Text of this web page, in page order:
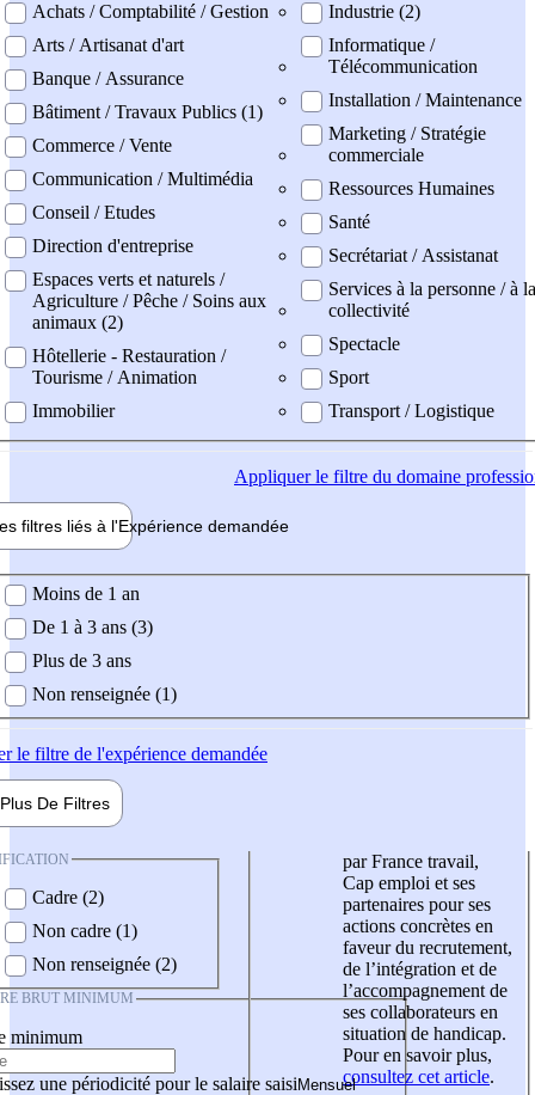
professionel
Achats / Comptabilité / Gestion
Arts / Artisanat d'art
Banque / Assurance
Bâtiment / Travaux Publics (1)
Commerce / Vente
Communication / Multimédia
Conseil / Etudes
Direction d'entreprise
Espaces verts et naturels /
Agriculture / Pêche / Soins aux
animaux (2)
Hôtellerie - Restauration /
Tourisme / Animation
Immobilier
Industrie (2)
Informatique /
Télécommunication
Installation / Maintenance
Marketing / Stratégie
commerciale
Ressources Humaines
Santé
Secrétariat / Assistanat
Services à la personne / à la
collectivité
Spectacle
Sport
Transport / Logistique
Appliquerle filtre du domaine
filtres liés à l'Expérience demandée
demandée
Moins de 1 an
De 1 à 3 ans (3)
Plus de 3 ans
Non renseignée (1)
le filtre de l'expérience demandée
Plus De Filtres
Cadre (2)
Non cadre (1)
Non renseignée (2)
BRUT MINIMUM
minimum
une périodicité pour le salaire saisi
par France travail,
Cap emploi et ses
partenaires pour ses
actions concrètes en
faveur du recrutement,
de l’intégration et de
l’accompagnement de
ses collaborateurs en
situation de handicap.
Pour en savoir plus,
consultez cet article.